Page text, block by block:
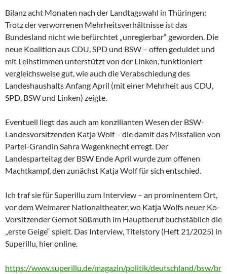
Bilanz acht Monaten nach der Landtagswahl in Thüringen:
Trotz der verworrenen Mehrheitsverhältnisse ist das
Bundesland nicht wie befürchtet „unregierbar“ geworden. Die
neue Koalition aus CDU, SPD und BSW – offen geduldet und
mit Leihstimmen unterstützt von der Linken, funktioniert
vergleichsweise gut, wie auch die Verabschiedung des
Landeshaushalts Anfang April (mit einer Mehrheit aus CDU,
SPD, BSW und Linken) zeigte.
Eventuell liegt das auch am konzilianten Wesen der BSW-
Landesvorsitzenden Katja Wolf – die damit das Missfallen von
Partei-Grandin Sahra Wagenknecht erregt. Der
Landesparteitag der BSW Ende April wurde zum offenen
Machtkampf, den zunächst Katja Wolf für sich entschied.
Ich traf sie für Superillu zum Interview – an prominentem Ort,
vor dem Weimarer Nationaltheater, wo Katja Wolfs neuer Ko-
Vorsitzender Gernot Süßmuth im Hauptberuf buchstäblich die
„erste Geige“ spielt. Das Interview, Titelstory (Heft 21/2025) in
Superillu, hier online.
https://www.superillu.de/magazin/politik/deutschland/bsw/br